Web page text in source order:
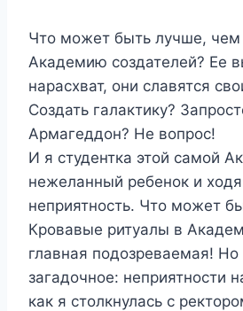
Что может быть лучше, чем
Академию создателей? Ее
нарасхват, они славятся
Создать галактику?
Армагеддон? Не вопрос!
И я студентка этой самой
нежеланный ребенок и
неприятность. Что может
Кровавые ритуалы в
главная подозреваемая!
загадочное: неприятности
как я столкнулась с